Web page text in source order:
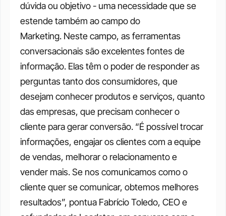
dúvida ou objetivo - uma necessidade que se
estende também ao campo do
Marketing. Neste campo, as ferramentas
conversacionais são excelentes fontes de
informação. Elas têm o poder de responder as
perguntas tanto dos consumidores, que
desejam conhecer produtos e serviços, quanto
das empresas, que precisam conhecer o
cliente para gerar conversão. “É possível trocar
informações, engajar os clientes com a equipe
de vendas, melhorar o relacionamento e
vender mais. Se nos comunicamos como o
cliente quer se comunicar, obtemos melhores
resultados”, pontua Fabrício Toledo, CEO e